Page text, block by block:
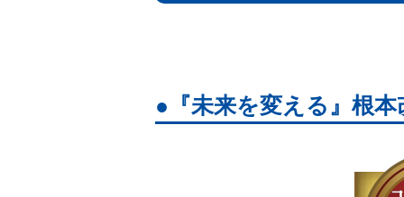
『未来を変える』根本